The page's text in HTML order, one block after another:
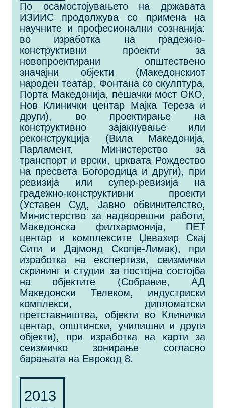
По осамостојувањето на државата
ИЗИИС продолжува со примена на
научните и професионални сознанија:
во изработка на градежно-
конструктивни проекти за
новопроектирани општествено
значајни објекти (Македонскиот
народен театар, Фонтана со скулптура,
Порта Македонија, пешачки мост ОКО,
Нов Клинички центар Мајка Тереза и
други), во проектирање на
конструктивно зајакнување или
реконструкција (Вила Македонија,
Парламент, Министерство за
транспорт и врски, црквата Рождество
на пресвета Богородица и други), при
ревизија или супер-ревизија на
градежно-конструктивни проекти
(Уставен Суд, Јавно обвинителство,
Министерство за надворешни работи,
Македонска филхармонија, ПЕТ
центар и комплексите Џевахир Скај
Сити и Дајмонд Скопје-Лимак), при
изработка на експертизи, сеизмички
скрининг и студии за постојна состојба
на објектите (Собрание, АД
Македонски Телеком, индустриски
комплекси, дипломатски
претставништва, објекти во Клинички
центар, општински, училишни и други
објекти), при изработка на карти за
сеизмичко зонирање согласно
барањата на Еврокод 8.
2013